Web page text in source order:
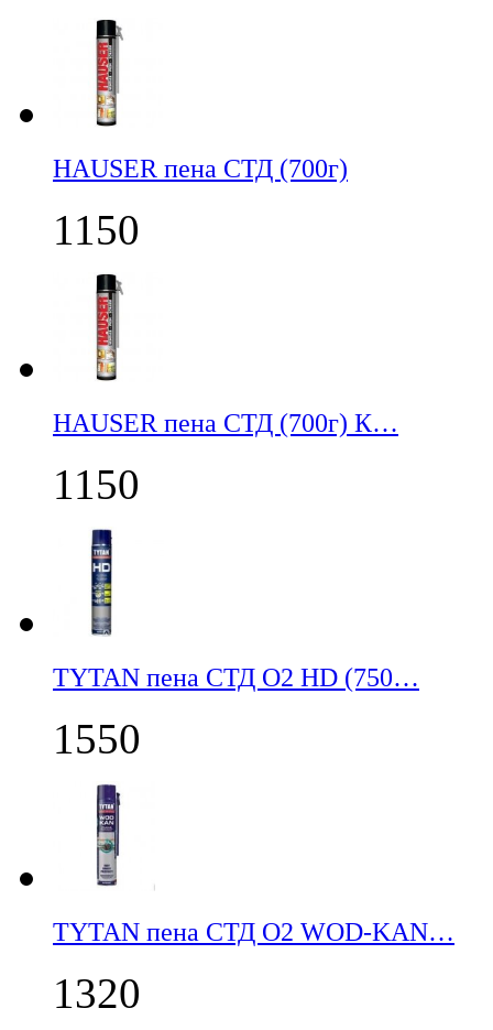
НАUSER пена СТД (700г)
1150
НАUSER пена СТД (700г) К…
1150
TYTAN пена СТД О2 HD (750…
1550
TYTAN пена СТД О2 WOD-KAN…
1320